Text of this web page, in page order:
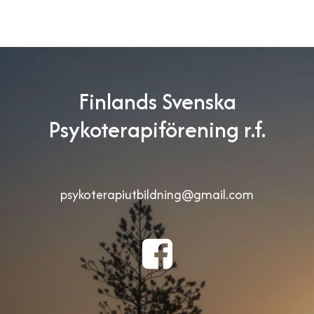
Finlands Svenska
Psykoterapiförening r.f.
psykoterapiutbildning@gmail.com